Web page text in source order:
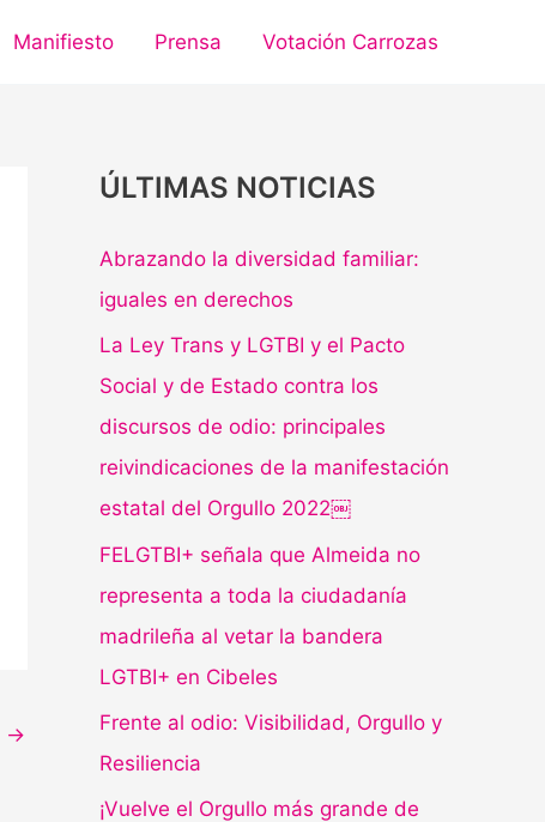
Manifiesto Prensa Votación Carrozas
→
ÚLTIMAS NOTICIAS
Abrazando la diversidad familiar:
iguales en derechos
La Ley Trans y LGTBI y el Pacto
Social y de Estado contra los
discursos de odio: principales
reivindicaciones de la manifestación
estatal del Orgullo 2022￼
FELGTBI+ señala que Almeida no
representa a toda la ciudadanía
madrileña al vetar la bandera
LGTBI+ en Cibeles
Frente al odio: Visibilidad, Orgullo y
Resiliencia
¡Vuelve el Orgullo más grande de